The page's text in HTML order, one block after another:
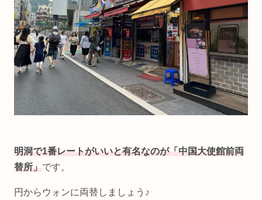
明洞で1番レートがいいと有名なのが「中国大使館前両
替所」です。
円からウォンに両替しましょう♪